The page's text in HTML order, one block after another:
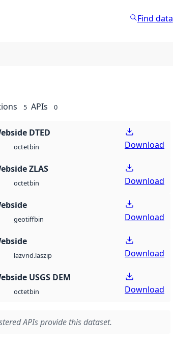
Find data
5 APIs 0
DTED
octetbin Download
ZLAS
octetbin Download
geotiffbin Download
lazvnd.laszip Download
USGS DEM
octetbin Download
APIs provide this dataset.